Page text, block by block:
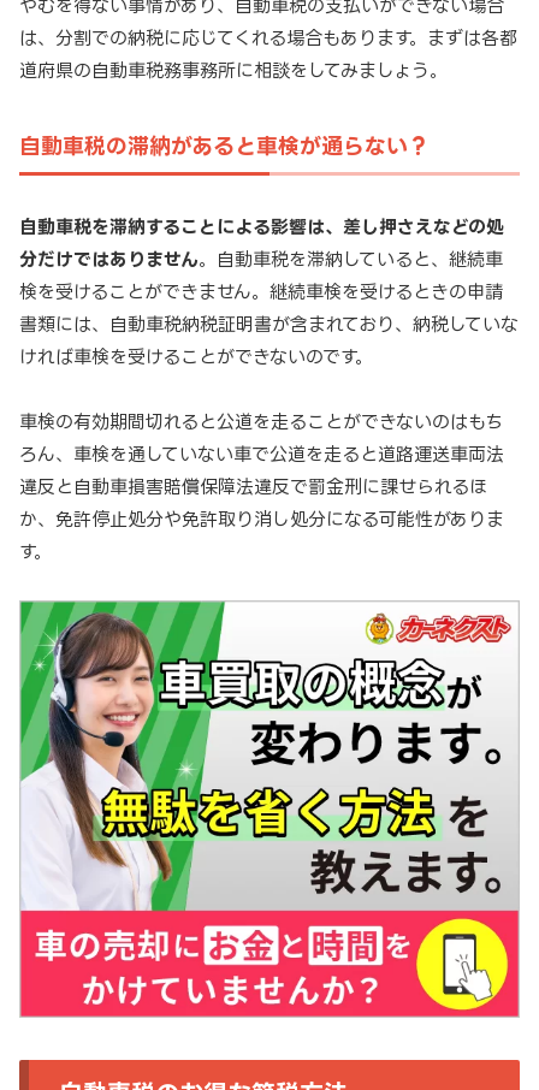
やむを得ない事情があり、自動車税の支払いができない場合
は、分割での納税に応じてくれる場合もあります。まずは各都
道府県の自動車税務事務所に相談をしてみましょう。
自動車税の滞納があると車検が通らない？
自動車税を滞納することによる影響は、差し押さえなどの処
分だけではありません。自動車税を滞納していると、継続車
検を受けることができません。継続車検を受けるときの申請
書類には、自動車税納税証明書が含まれており、納税していな
ければ車検を受けることができないのです。
車検の有効期間切れると公道を走ることができないのはもち
ろん、車検を通していない車で公道を走ると道路運送車両法
違反と自動車損害賠償保障法違反で罰金刑に課せられるほ
か、免許停止処分や免許取り消し処分になる可能性がありま
す。